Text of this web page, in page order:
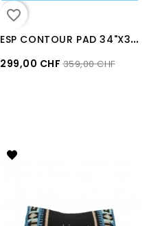
favorite_border
E
SP CONTOUR PAD 34"X38" Classic Equine BURGUNDY / GREY
299,00 CHF 359,00 CHF